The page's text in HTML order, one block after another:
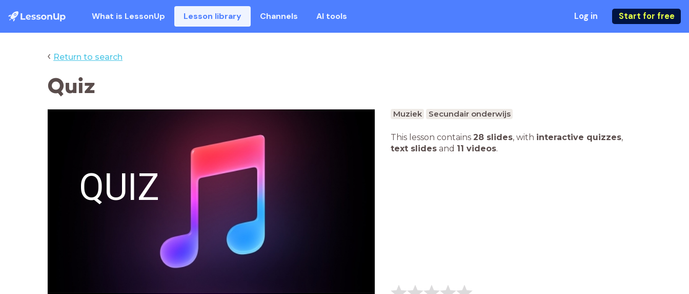
What is LessonUp Lesson library Channels AI tools Log in Start for free
‹ Return to search
Quiz
QUIZ
Muziek Secundair onderwijs
This lesson contains 28 slides, with interactive quizzes,
text slides and 11 videos.